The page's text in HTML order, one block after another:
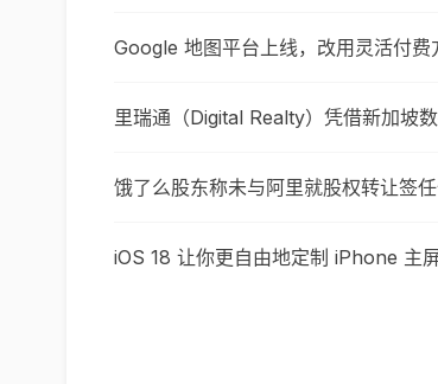
Google 地图平台上线，改用灵活付费
里瑞通（Digital Realty）凭借新加坡
饿了么股东称未与阿里就股权转让签
iOS 18 让你更自由地定制 iPhone 主